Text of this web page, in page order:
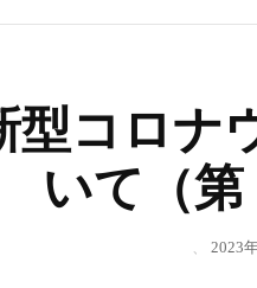
型コロナ
いて（第
2023